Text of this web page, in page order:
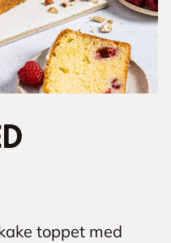
toppet med